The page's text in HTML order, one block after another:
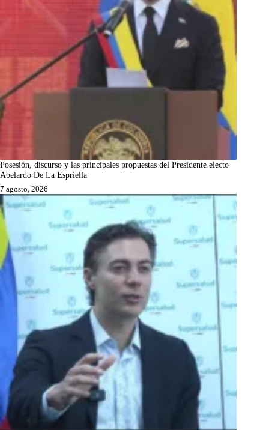
Posesión, discurso y las principales propuestas del Presidente electo
Abelardo De La Espriella
7 agosto, 2026